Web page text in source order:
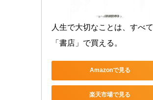
人生で大切なことは、すべて
「書店」で買える。
Amazonで見る
楽天市場で見る